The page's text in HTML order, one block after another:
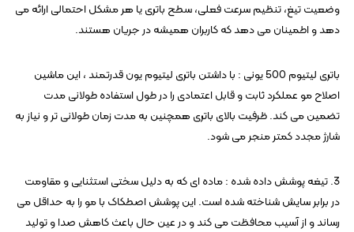
وضعیت تیغ، تنظیم سرعت فعلی، سطح باتری یا هر مشکل احتمالی ارائه می
دهد و اطمینان می دهد که کاربران همیشه در جریان هستند.
باتری لیتیوم 500 یونی : با داشتن باتری لیتیوم یون قدرتمند ، این ماشین
اصلاح مو عملکرد ثابت و قابل اعتمادی را در طول استفاده طولانی مدت
تضمین می کند. ظرفیت بالای باتری همچنین به مدت زمان طولانی تر و نیاز به
شارژ مجدد کمتر منجر می شود.
3. تیغه پوشش داده شده : ماده ای که به دلیل سختی استثنایی و مقاومت
در برابر سایش شناخته شده است. این پوشش اصطکاک با مو را به حداقل می
رساند و از آسیب محافظت می کند و در عین حال باعث کاهش صدا و تولید